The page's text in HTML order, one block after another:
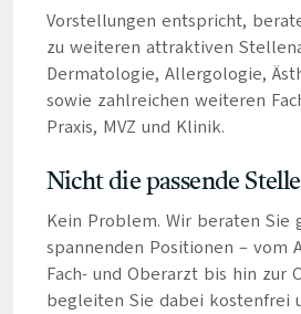
Vorstellungen entspricht,
zu weiteren attraktiven
Dermatologie, Allergologie,
sowie zahlreichen weiteren
Praxis, MVZ und Klinik.
Nicht die passende
Kein Problem. Wir beraten Sie
spannenden Positionen – vom
Fach- und Oberarzt bis hin zur
begleiten Sie dabei kostenfrei